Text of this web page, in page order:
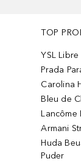
TOP
YSL Libre
Prada
Carolina
Bleu de
Lancôme
Armani
Huda
Puder